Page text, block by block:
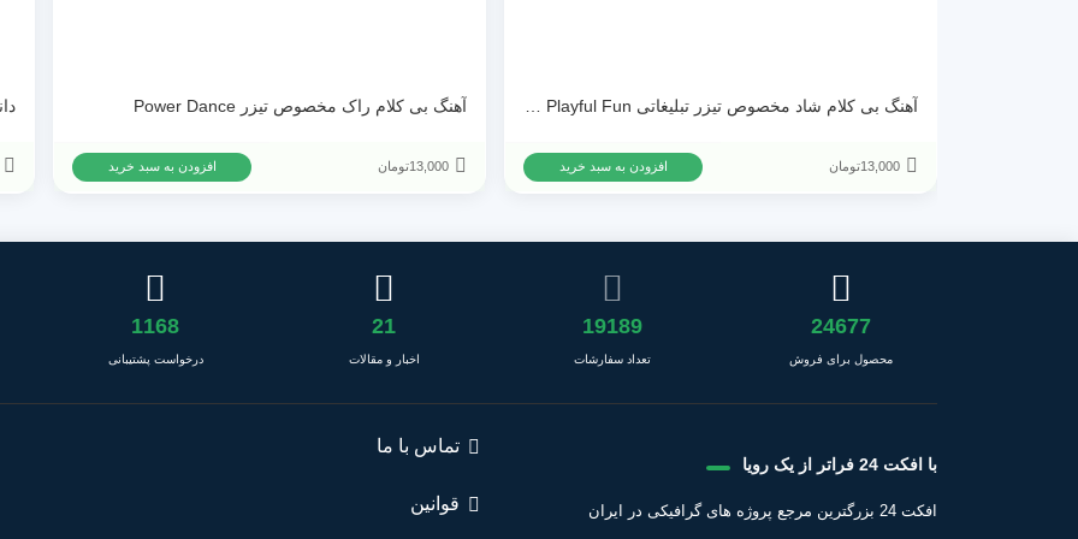
13,000تومان افزودن به سبد خرید
آهنگ بی کلام راک مخصوص تیزر Power Dance
13,000تومان افزودن به سبد خرید
24677
محصول برای فروش
19189
تعداد سفارشات
21
اخبار و مقالات
1168
درخواست پشتیبانی
با افکت 24 فراتر از یک رویا
افکت 24 بزرگترین مرجع پروژه های گرافیکی در ایران
تماس با ما
قوانین